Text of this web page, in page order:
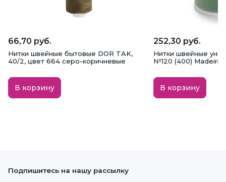
66,70 руб.
Нитки швейные бытовые DOR TAK,
40/2, цвет 664 серо-коричневые
В корзину
252,30 руб.
Нитки швейные
№120 (400) Madeira,
В корзину
Подпишитесь на нашу рассылку